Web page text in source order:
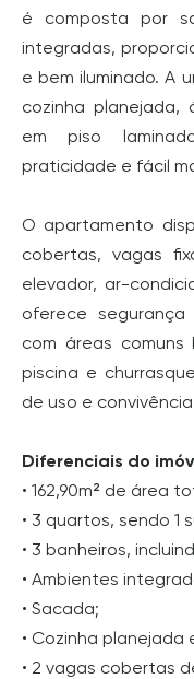
é composta por
integradas,
e bem iluminado. A
cozinha planejada,
em piso
praticidade e fácil
O apartamento
cobertas, vagas
elevador, ar-
oferece
com áreas
piscina e
de uso e
Diferenciais do
• 162,90m² de área
• 3 quartos, sendo 1
• 3 banheiros,
• Ambientes
• Sacada;
• Cozinha planejada
• 2 vagas cobertas